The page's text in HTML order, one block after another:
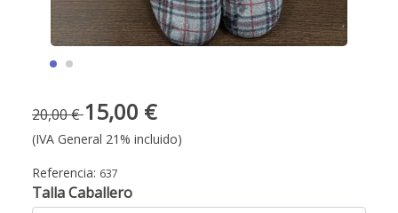
20,00 €15,00 €
(IVA General 21% incluido)
Referencia: 637
Talla Caballero